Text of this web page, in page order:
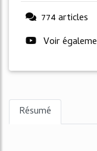
774 articles
Voir
Résumé